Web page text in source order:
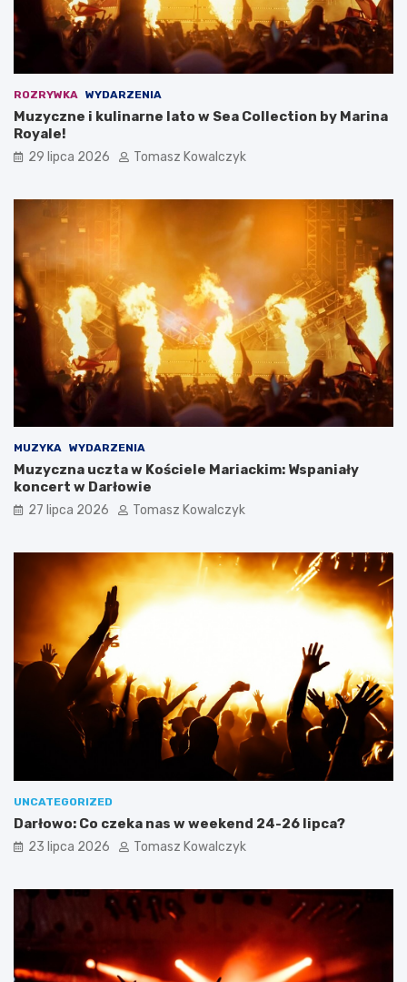
ROZRYWKA WYDARZENIA
Muzyczne i kulinarne lato w Sea Collection by Marina
Royale!
29 lipca 2026 Tomasz Kowalczyk
MUZYKA WYDARZENIA
Muzyczna uczta w Kościele Mariackim: Wspaniały
koncert w Darłowie
27 lipca 2026 Tomasz Kowalczyk
UNCATEGORIZED
Darłowo: Co czeka nas w weekend 24-26 lipca?
23 lipca 2026 Tomasz Kowalczyk